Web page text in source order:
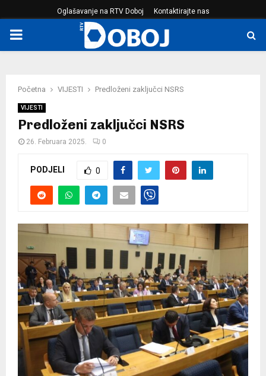
Oglašavanje na RTV Doboj Kontaktirajte nas
PRIMARY
Početna VIJESTI Predloženi zaključci NSRS
VIJESTI
Predloženi zaključci NSRS
26. Februara 2025. 0
PODJELI 0